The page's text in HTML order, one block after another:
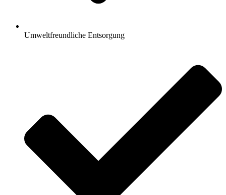
Umweltfreundliche Entsorgung